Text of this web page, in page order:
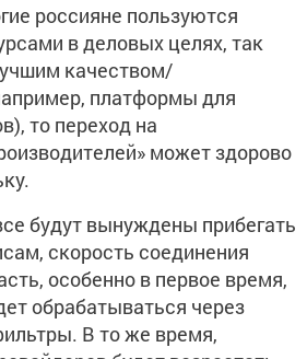
россияне пользуются
в деловых целях, так
качеством/
платформы для
то переход на
может здорово
будут вынуждены прибегать
скорость соединения
особенно в первое время,
обрабатываться через
В то же время,